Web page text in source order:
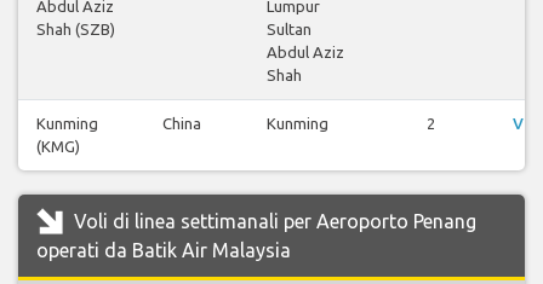
Abdul Aziz
Shah (SZB)
Lumpur
Sultan
Abdul Aziz
Shah
Kunming
(KMG)
China Kunming 2
Voli di linea settimanali per Aeroporto Penang
operati da Batik Air Malaysia